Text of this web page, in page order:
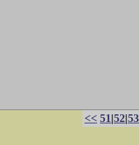
<< 51|52|53